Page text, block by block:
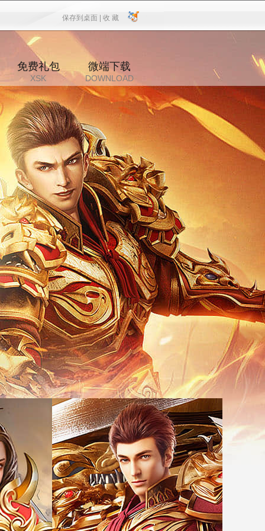
保存到桌面 |
保存到桌面 收 藏
收 藏
免费礼包
XSK
微端下载
DOWNLOAD